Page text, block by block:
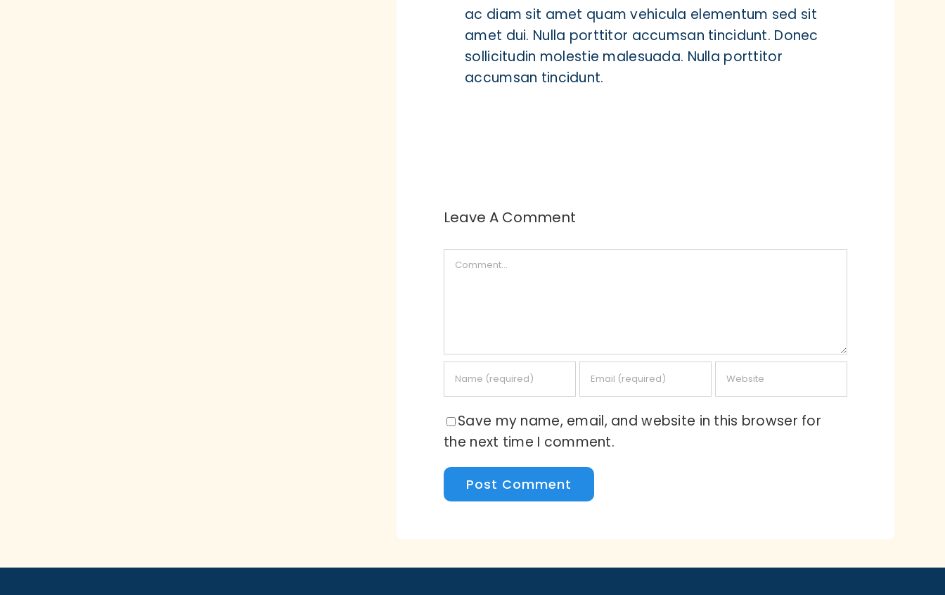
ac diam sit amet quam vehicula elementum sed sit
amet dui. Nulla porttitor accumsan tincidunt. Donec
sollicitudin molestie malesuada. Nulla porttitor
accumsan tincidunt.
Leave A Comment
Comment
Save my name, email, and website in this browser for
the next time I comment.